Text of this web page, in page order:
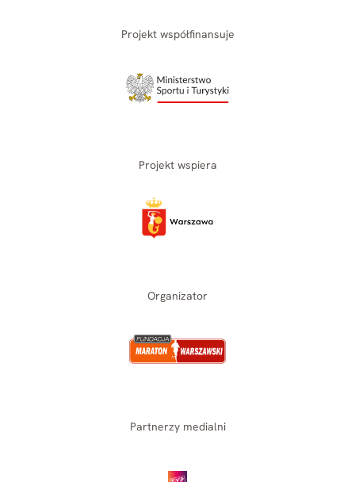
Projekt współfinansuje
Projekt wspiera
Organizator
Partnerzy medialni